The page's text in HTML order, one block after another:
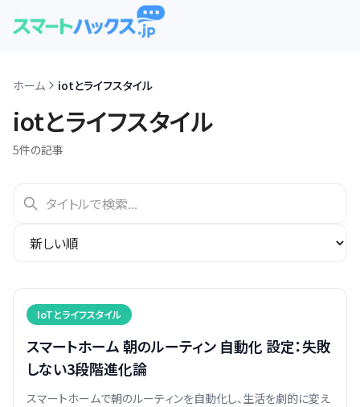
ホーム iotとライフスタイル
iotとライフスタイル
5件の記事
IoTとライフスタイル
スマートホーム 朝のルーティン 自動化 設定：失敗
しない3段階進化論
スマートホームで朝のルーティンを自動化し、生活を劇的に変え